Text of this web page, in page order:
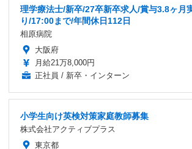
理学療法士/新卒/27卒新卒求人/賞与3.8ヶ月
り/17:00まで/年間休日112日
相原病院
大阪府
月給21万8,000円
正社員 / 新卒・インターン
小学生向け英検対策家庭教師募集
株式会社アクティブプラス
東京都